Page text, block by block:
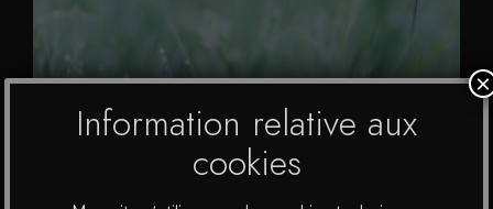
Information relative aux
cookies
×